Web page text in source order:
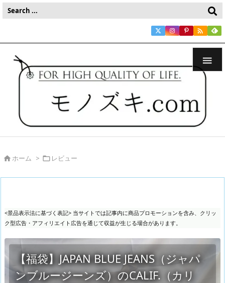


ホーム >  レビュー
<景品表示法に基づく表記> 当サイトでは記事内に商品プロモーションを含み、クリッ
ク型広告・アフィリエイト広告を通じて収益が生じる場合があります。
【福袋】JAPAN BLUE JEANS（ジャパ
ンブルージーンズ）のCALIF.（カリ